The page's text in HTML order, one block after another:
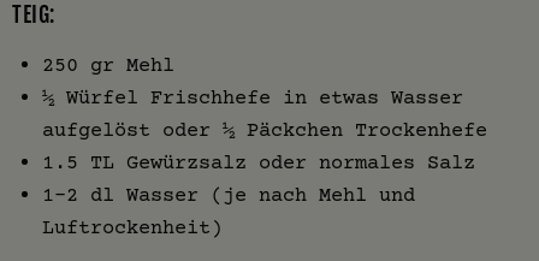
TEIG:
250 gr Mehl
½ Würfel Frischhefe in etwas Wasser
aufgelöst oder ½ Päckchen Trockenhefe
1.5 TL Gewürzsalz oder normales Salz
1-2 dl Wasser (je nach Mehl und
Luftrockenheit)